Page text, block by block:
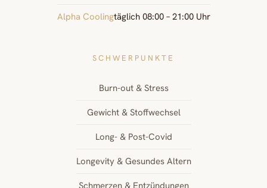
Alpha Coolingtäglich 08:00 – 21:00 Uhr
SCHWERPUNKTE
Burn-out & Stress
Gewicht & Stoffwechsel
Long- & Post-Covid
Longevity & Gesundes Altern